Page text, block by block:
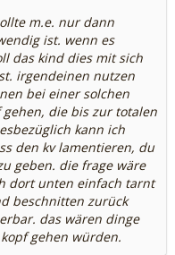
m.e. nur dann
ist. wenn es
das kind dies mit sich
irgendeinen nutzen
bei einer solchen
die bis zur totalen
kann ich
den kv lamentieren, du
geben. die frage wäre
dort unten einfach tarnt
beschnitten zurück
das wären dinge
gehen würden.